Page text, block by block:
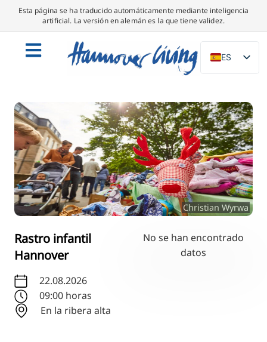
Esta página se ha traducido automáticamente mediante inteligencia
artificial. La versión en alemán es la que tiene validez.
ES
DE
NL
PL
IT
DA
SV
FR
PT
Christian Wyrwa
Rastro infantil
Hannover
22.08.2026
09:00 horas
En la ribera alta
No se han encontrado
datos